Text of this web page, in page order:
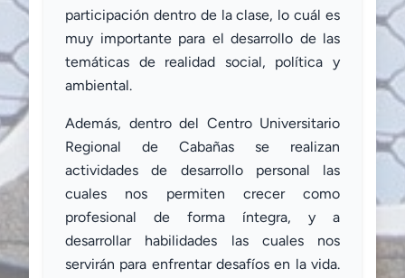
participación dentro de la clase, lo cuál es
muy importante para el desarrollo de las
temáticas de realidad social, política y
ambiental.
Además, dentro del Centro Universitario
Regional de Cabañas se realizan
actividades de desarrollo personal las
cuales nos permiten crecer como
profesional de forma íntegra, y a
desarrollar habilidades las cuales nos
servirán para enfrentar desafíos en la vida.